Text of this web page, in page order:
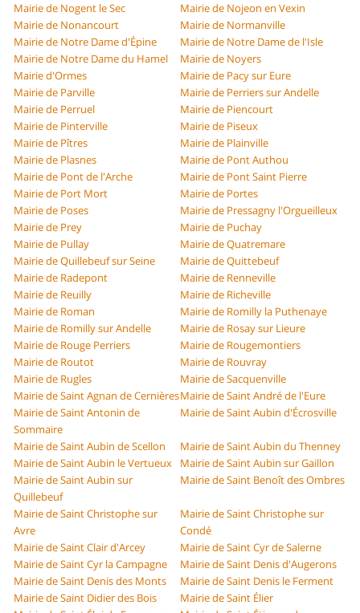
Mairie de Nogent le Sec
Mairie de Nojeon en Vexin
Mairie de Nonancourt
Mairie de Normanville
Mairie de Notre Dame d'Épine
Mairie de Notre Dame de l'Isle
Mairie de Notre Dame du Hamel
Mairie de Noyers
Mairie d'Ormes
Mairie de Pacy sur Eure
Mairie de Parville
Mairie de Perriers sur Andelle
Mairie de Perruel
Mairie de Piencourt
Mairie de Pinterville
Mairie de Piseux
Mairie de Pîtres
Mairie de Plainville
Mairie de Plasnes
Mairie de Pont Authou
Mairie de Pont de l'Arche
Mairie de Pont Saint Pierre
Mairie de Port Mort
Mairie de Portes
Mairie de Poses
Mairie de Pressagny l'Orgueilleux
Mairie de Prey
Mairie de Puchay
Mairie de Pullay
Mairie de Quatremare
Mairie de Quillebeuf sur Seine
Mairie de Quittebeuf
Mairie de Radepont
Mairie de Renneville
Mairie de Reuilly
Mairie de Richeville
Mairie de Roman
Mairie de Romilly la Puthenaye
Mairie de Romilly sur Andelle
Mairie de Rosay sur Lieure
Mairie de Rouge Perriers
Mairie de Rougemontiers
Mairie de Routot
Mairie de Rouvray
Mairie de Rugles
Mairie de Sacquenville
Mairie de Saint Agnan de CernièresMairie de Saint André de l'Eure
Mairie de Saint Antonin de
Sommaire
Mairie de Saint Aubin d'Écrosville
Mairie de Saint Aubin de Scellon
Mairie de Saint Aubin du Thenney
Mairie de Saint Aubin le Vertueux
Mairie de Saint Aubin sur Gaillon
Mairie de Saint Aubin sur
Quillebeuf
Mairie de Saint Benoît des Ombres
Mairie de Saint Christophe sur
Avre
Mairie de Saint Christophe sur
Condé
Mairie de Saint Clair d'Arcey
Mairie de Saint Cyr de Salerne
Mairie de Saint Cyr la Campagne
Mairie de Saint Denis d'Augerons
Mairie de Saint Denis des Monts
Mairie de Saint Denis le Ferment
Mairie de Saint Didier des Bois
Mairie de Saint Élier